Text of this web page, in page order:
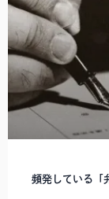
頻発している「